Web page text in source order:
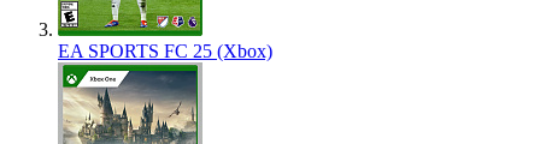
EA SPORTS FC 25 (Xbox)